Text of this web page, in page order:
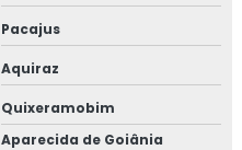
Pacajus
Aquiraz
Quixeramobim
Aparecida de Goiânia